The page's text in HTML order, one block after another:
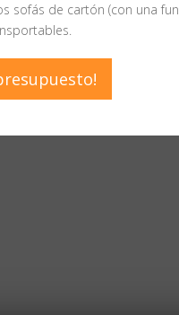
sofás de cartón (con una